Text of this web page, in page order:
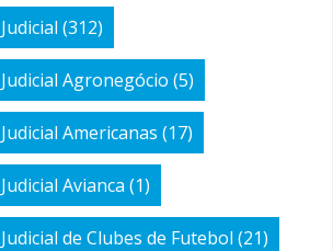
(312)
Agronegócio (5)
Americanas (17)
Avianca (1)
de Clubes de Futebol (21)